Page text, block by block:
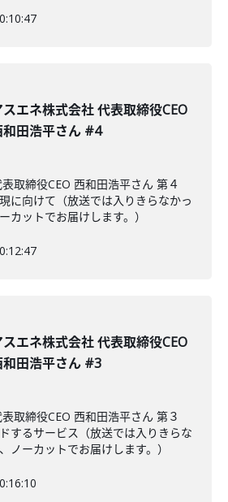
スエネ株式会社 代表取締役CEO
和田浩平さん #4
取締役CEO 西和田浩平さん 第４
に向けて（放送では入りきらなかっ
カットでお届けします。）
スエネ株式会社 代表取締役CEO
和田浩平さん #3
取締役CEO 西和田浩平さん 第３
するサービス（放送では入りきらな
ノーカットでお届けします。）